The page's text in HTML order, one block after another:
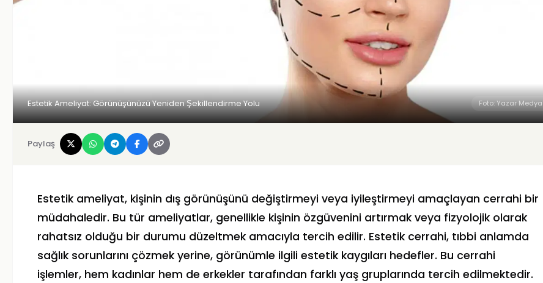
Estetik Ameliyat: Görünüşünüzü Yeniden Şekillendirme Yolu Foto: Yazar Medya
Paylaş
Estetik ameliyat, kişinin dış görünüşünü değiştirmeyi veya iyileştirmeyi amaçlayan cerrahi bir
müdahaledir. Bu tür ameliyatlar, genellikle kişinin özgüvenini artırmak veya fizyolojik olarak
rahatsız olduğu bir durumu düzeltmek amacıyla tercih edilir. Estetik cerrahi, tıbbi anlamda
sağlık sorunlarını çözmek yerine, görünümle ilgili estetik kaygıları hedefler. Bu cerrahi
işlemler, hem kadınlar hem de erkekler tarafından farklı yaş gruplarında tercih edilmektedir.